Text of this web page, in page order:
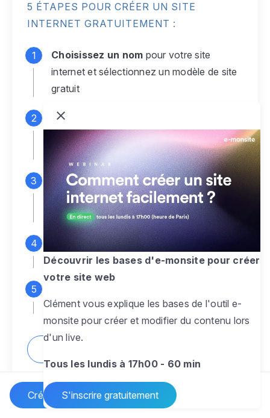
Créer un site Internet
5 ÉTAPES POUR CRÉER UN SITE
INTERNET GRATUITEMENT :
Choisissez un nom pour votre site
internet et sélectionnez un modèle de site
gratuit
Connectez-vous
monsite gratuit pour accéder à votre
espace d'administration
Personnalisez entièrement le
designpour créer un site web sur-mesure,
à votre image
Ajoutez des pagessans limite pour
présenter votre activité, votre passion
pour rendre votre site dynamique
Découvrir les bases d'e-monsite pour créer
votre site web
Clément vous explique les bases de l'outil e-
monsite pour créer et modifier du contenu lors
d'un live.
Tous les lundis à 17h00 - 60 min
S'inscrire gratuitement